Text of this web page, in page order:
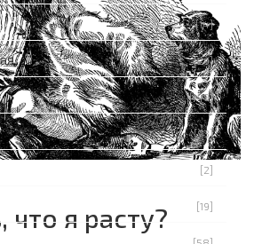
что я расту?
[14]
[29]
[149]
[93]
[2]
[19]